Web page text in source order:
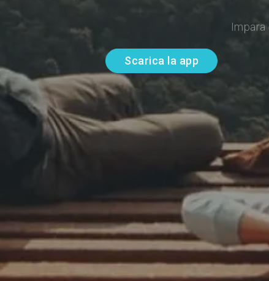
Scarica la app